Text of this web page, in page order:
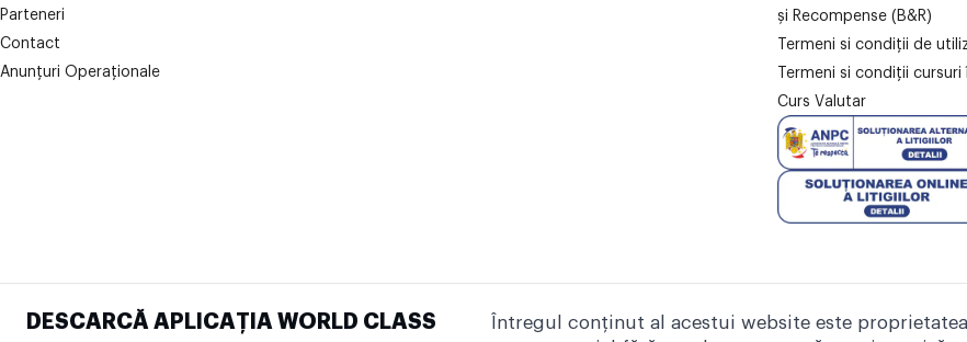
Parteneri
Contact
Anunțuri Operaționale
și Recompense (B&R)
Termeni si condiții de
Termeni si condiții cursuri
Curs Valutar
DESCARCĂ APLICAȚIA WORLD CLASS
Întregul conținut al acestui website este